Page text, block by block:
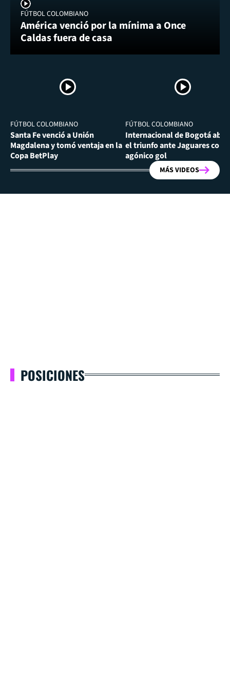
FÚTBOL COLOMBIANO
América venció por la mínima a Once
Caldas fuera de casa
FÚTBOL COLOMBIANO
Santa Fe venció a Unión
Magdalena y tomó ventaja en la
Copa BetPlay
FÚTBOL COLOMBIANO
Internacional de Bogotá
el triunfo ante Jaguares con
agónico gol
MÁS VIDEOS
POSICIONES